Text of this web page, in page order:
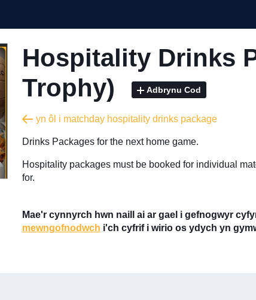
Hospitality Drinks
Trophy)
Adbrynu Cod
yn ôl i matchday hospitality drinks package
Drinks Packages for the next home game.
Hospitality packages must be booked for individual
for.
Mae'r cynnyrch hwn naill ai ar gael i gefnogwyr
mewngofnodwch i'ch cyfrif i wirio os ydych yn